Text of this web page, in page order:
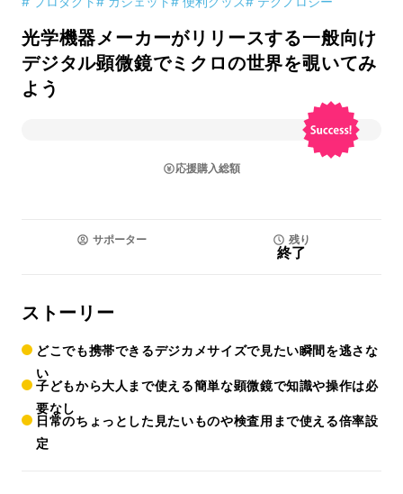
光学機器メーカーがリリースする一般向け
デジタル顕微鏡でミクロの世界を覗いてみ
よう
応援購入総額
サポーター 残り
終了
ストーリー
どこでも携帯できるデジカメサイズで見たい瞬間を逃さな
い
子どもから大人まで使える簡単な顕微鏡で知識や操作は必
要なし
日常のちょっとした見たいものや検査用まで使える倍率設
定